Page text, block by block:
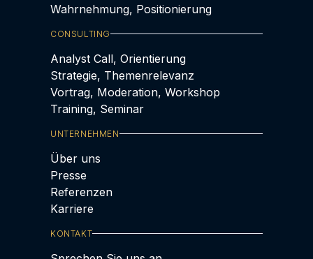
Wahrnehmung, Positionierung
CONSULTING
Analyst Call, Orientierung
Strategie, Themenrelevanz
Vortrag, Moderation, Workshop
Training, Seminar
UNTERNEHMEN
Über uns
Presse
Referenzen
Karriere
KONTAKT